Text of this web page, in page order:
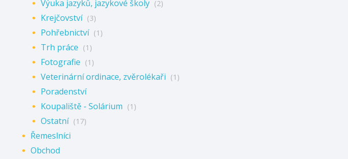
Výuka jazyků, jazykové školy (2)
Krejčovství (3)
Pohřebnictví (1)
Trh práce (1)
Fotografie (1)
Veterinární ordinace, zvěrolékaři (1)
Poradenství
Koupaliště - Solárium (1)
Ostatní (17)
Řemeslníci
Obchod